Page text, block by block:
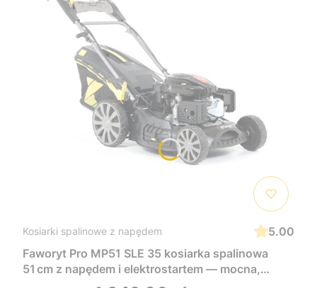
Kosiarki spalinowe z napędem
5.00
Faworyt Pro MP51 SLE 35 kosiarka spalinowa
51 cm z napędem i elektrostartem — mocna,
wygodna i łatwa w uruchomieniu, idealna do